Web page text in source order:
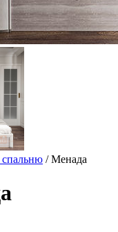
/ Менада